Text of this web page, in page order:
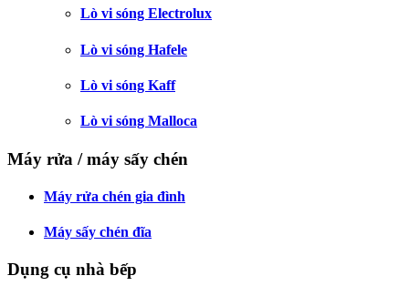
Lò vi sóng Electrolux
Lò vi sóng Hafele
Lò vi sóng Kaff
Lò vi sóng Malloca
Máy rửa / máy sấy chén
Máy rửa chén gia đình
Máy sấy chén đĩa
Dụng cụ nhà bếp